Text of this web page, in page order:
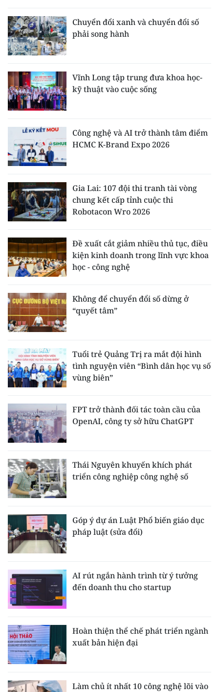
Chuyển đổi xanh và chuyển đổi số
phải song hành
Vĩnh Long tập trung đưa khoa học-
kỹ thuật vào cuộc sống
Công nghệ và AI trở thành tâm điểm
HCMC K-Brand Expo 2026
Gia Lai: 107 đội thi tranh tài vòng
chung kết cấp tỉnh cuộc thi
Robotacon Wro 2026
Đề xuất cắt giảm nhiều thủ tục, điều
kiện kinh doanh trong lĩnh vực khoa
học - công nghệ
Không để chuyển đổi số dừng ở
“quyết tâm”
Tuổi trẻ Quảng Trị ra mắt đội hình
tình nguyện viên “Bình dân học vụ số
vùng biên”
FPT trở thành đối tác toàn cầu của
OpenAI, công ty sở hữu ChatGPT
Thái Nguyên khuyến khích phát
triển công nghiệp công nghệ số
Góp ý dự án Luật Phổ biến giáo dục
pháp luật (sửa đổi)
AI rút ngắn hành trình từ ý tưởng
đến doanh thu cho startup
Hoàn thiện thể chế phát triển ngành
xuất bản hiện đại
Làm chủ ít nhất 10 công nghệ lõi vào